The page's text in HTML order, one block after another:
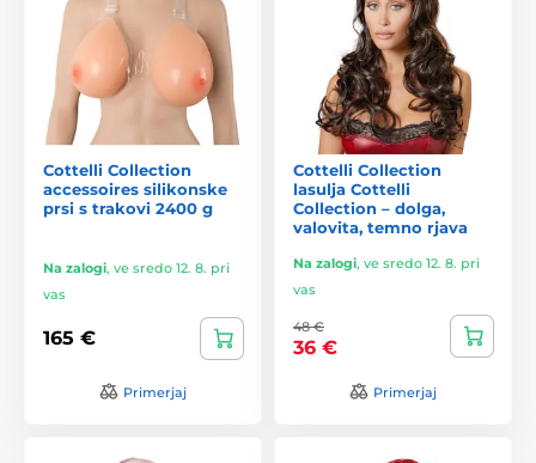
Cottelli Collection
accessoires silikonske
prsi s trakovi 2400 g
Na zalogi, ve sredo 12. 8. pri
vas
165 €
Primerjaj
Cottelli Collection
lasulja Cottelli
Collection – dolga,
valovita, temno rjava
Na zalogi, ve sredo 12. 8. pri
vas
48 €
36 €
Primerjaj